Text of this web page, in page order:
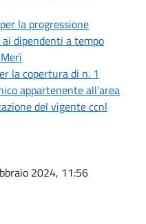
la progressione
dipendenti a tempo
la copertura di n. 1
appartenente all’area
del vigente ccnl
2024, 11:56